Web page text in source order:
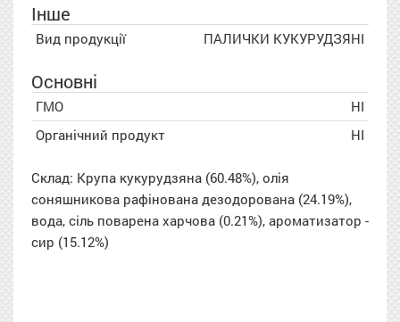
Інше
Вид продукції ПАЛИЧКИ КУКУРУДЗЯНІ
Основні
ГМО
НІ
Органічний продукт
НІ
Склад: Крупа кукурудзяна (60.48%), олія
соняшникова рафінована дезодорована (24.19%),
вода, сіль поварена харчова (0.21%), ароматизатор -
сир (15.12%)